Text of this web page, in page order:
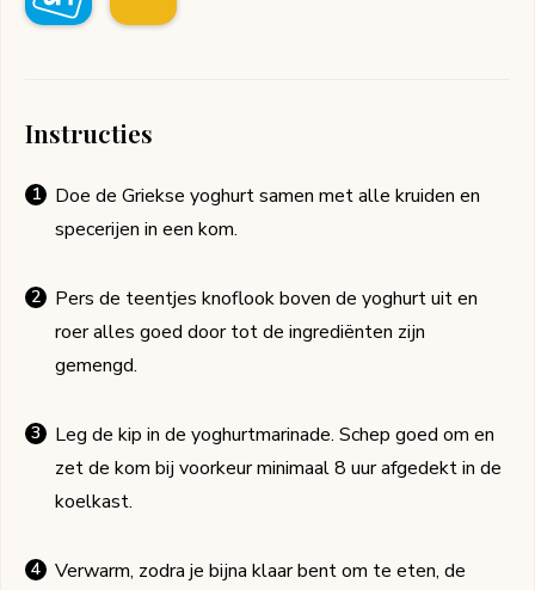
Instructies
Doe de Griekse yoghurt samen met alle kruiden en
specerijen in een kom.
Pers de teentjes knoflook boven de yoghurt uit en
roer alles goed door tot de ingrediënten zijn
gemengd.
Leg de kip in de yoghurtmarinade. Schep goed om en
zet de kom bij voorkeur minimaal 8 uur afgedekt in de
koelkast.
Verwarm, zodra je bijna klaar bent om te eten, de